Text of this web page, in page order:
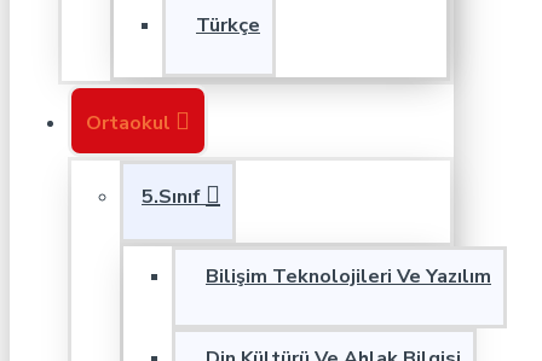
Türkçe
Ortaokul
5.Sınıf
Bilişim Teknolojileri Ve Yazılım